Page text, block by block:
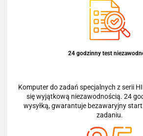
24 godzinny test
Komputer do zadań specjalnych z serii
się wyjątkową niezawodnością. 24
wysyłką, gwarantuje bezawaryjny
zadaniu.